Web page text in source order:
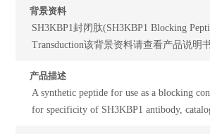
背景资料
SH3KBP1封闭肽(SH3KBP1 Blocking
Transduction该背景资料请查看产品说明书
产品描述
A synthetic peptide for use as a blocking
for specificity of SH3KBP1 antibody,